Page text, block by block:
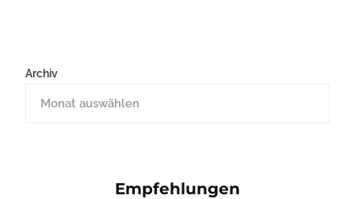
Archiv
Empfehlungen